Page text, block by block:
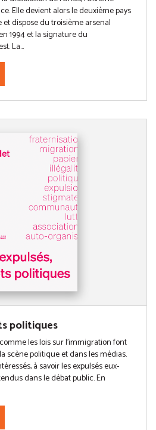
Elle devient alors le deuxième pays
et dispose du troisième arsenal
1994 et la signature du
La...
politiques
les lois sur l’immigration font
scène politique et dans les médias.
à savoir les expulsés eux-
dans le débat public. En